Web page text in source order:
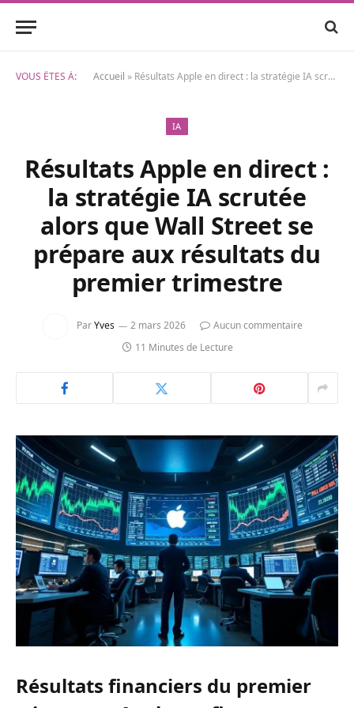
VOUS ÊTES À: Accueil »Résultats Apple en direct : la stratégie IA scrutée alors que Wall Street se prépare aux résultats du premier trimestre
IA
Résultats Apple en direct : la
stratégie IA scrutée alors que
Wall Street se prépare aux
résultats du premier trimestre
Par Yves 2 mars 2026
Aucun commentaire